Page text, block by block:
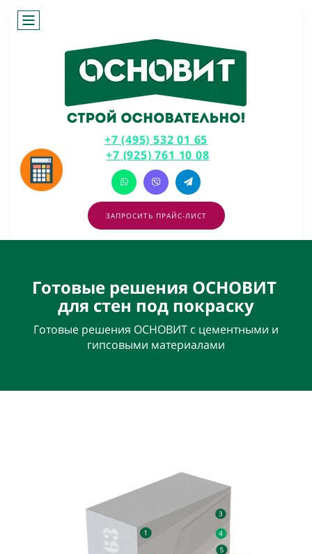
+7 (495) 532 01 65
+7 (925) 761 10 08
ЗАПРОСИТЬ ПРАЙС-ЛИСТ
Готовые решения ОСНОВИТ
для стен под покраску
Готовые решения ОСНОВИТ с цементными и
гипсовыми материалами